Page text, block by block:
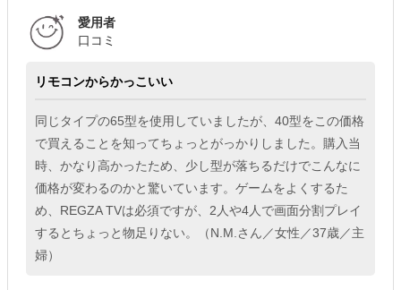
愛用者
口コミ
リモコンからかっこいい
同じタイプの65型を使用していましたが、40型をこの価格
で買えることを知ってちょっとがっかりしました。購入当
時、かなり高かったため、少し型が落ちるだけでこんなに
価格が変わるのかと驚いています。ゲームをよくするた
め、REGZA TVは必須ですが、2人や4人で画面分割プレイ
するとちょっと物足りない。（N.M.さん／女性／37歳／主
婦）